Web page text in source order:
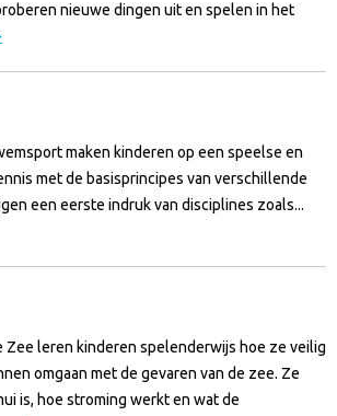
nieuwe dingen uit en spelen in het
maken kinderen op een speelse en
met de basisprincipes van verschillende
een eerste indruk van disciplines zoals...
Zee leren kinderen spelenderwijs hoe ze veilig
omgaan met de gevaren van de zee. Ze
is, hoe stroming werkt en wat de